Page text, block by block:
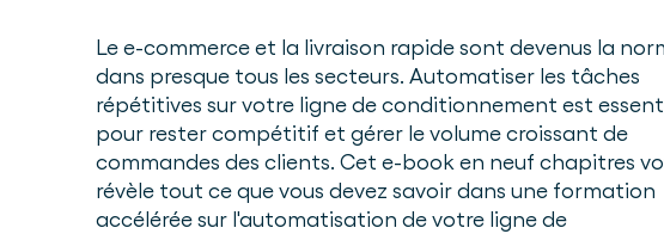
Le e-commerce et la livraison rapide sont devenus la
dans presque tous les secteurs. Automatiser les tâches
répétitives sur votre ligne de conditionnement est
pour rester compétitif et gérer le volume croissant de
commandes des clients. Cet e-book en neuf chapitres
révèle tout ce que vous devez savoir dans une formation
accélérée sur l'automatisation de votre ligne de